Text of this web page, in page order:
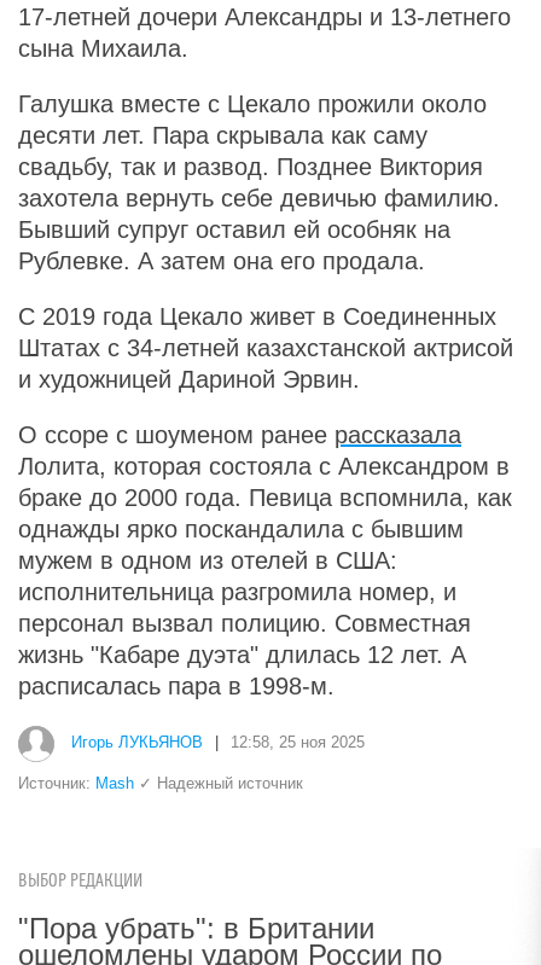
17-летней дочери Александры и 13-летнего
сына Михаила.
Галушка вместе с Цекало прожили около
десяти лет. Пара скрывала как саму
свадьбу, так и развод. Позднее Виктория
захотела вернуть себе девичью фамилию.
Бывший супруг оставил ей особняк на
Рублевке. А затем она его продала.
С 2019 года Цекало живет в Соединенных
Штатах с 34-летней казахстанской актрисой
и художницей Дариной Эрвин.
О ссоре с шоуменом ранее рассказала
Лолита, которая состояла с Александром в
браке до 2000 года. Певица вспомнила, как
однажды ярко поскандалила с бывшим
мужем в одном из отелей в США:
исполнительница разгромила номер, и
персонал вызвал полицию. Совместная
жизнь "Кабаре дуэта" длилась 12 лет. А
расписалась пара в 1998-м.
Игорь ЛУКЬЯНОВ 12:58, 25 ноя 2025
Источник: Mash ✓ Надежный источник
ВЫБОР РЕДАКЦИИ
"Пора убрать": в Британии
ошеломлены ударом России по